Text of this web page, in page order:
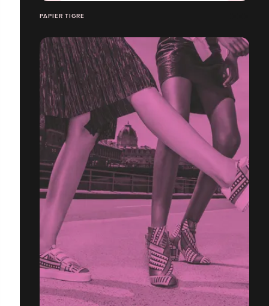
PAPIER TIGRE